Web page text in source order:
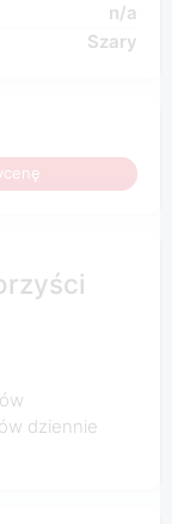
n/a
Szary
dziennie